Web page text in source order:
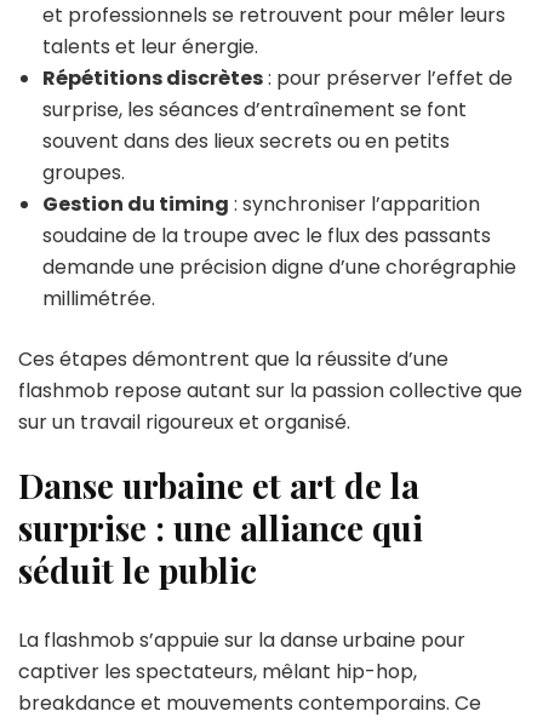
et professionnels se retrouvent pour mêler leurs
talents et leur énergie.
Répétitions discrètes: pour préserver l’effet de
surprise, les séances d’entraînement se font
souvent dans des lieux secrets ou en petits
groupes.
Gestion du timing : synchroniser l’apparition
soudaine de la troupe avec le flux des passants
demande une précision digne d’une chorégraphie
millimétrée.
Ces étapes démontrent que la réussite d’une
flashmob repose autant sur la passion collective que
sur un travail rigoureux et organisé.
Danse urbaine et art de la
surprise : une alliance qui
séduit le public
La flashmob s’appuie sur la danse urbaine pour
captiver les spectateurs, mêlant hip-hop,
breakdance et mouvements contemporains. Ce